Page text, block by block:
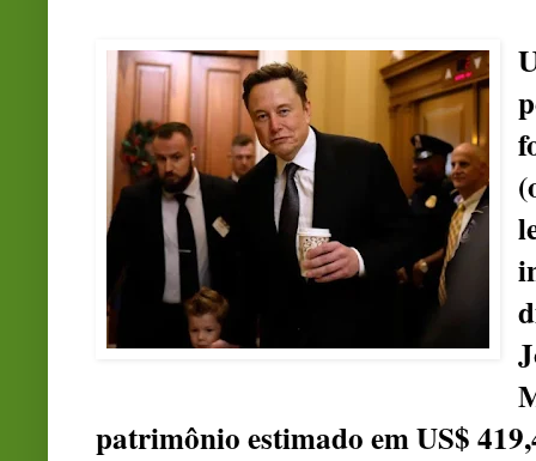
patrimônio estimado em US$